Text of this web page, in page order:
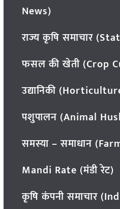
News)
राज्य कृषि समाचार
फसल की खेती (Crop
उद्यानिकी
पशुपालन (Animal
समस्या – समाधान
Mandi Rate (मंडी रेट)
कृषि कंपनी समाचार